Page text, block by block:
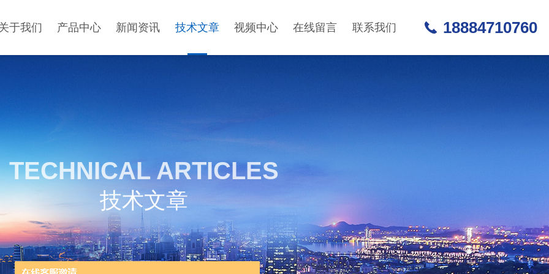
于我们 产品中心 新闻资讯 技术文章 视频中心 在线留言 联系我们 18884710760
TECHNICAL ARTICLES
技术文章